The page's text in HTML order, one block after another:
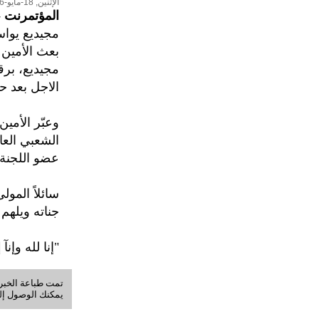
الإثنين, 18-مايو-2026
المؤتمرنت
مجيديع
بعث
مجيديع،
الاجل بعد
وعبّر
الشعبي
عضو
سائلاً
جناته
"إنا لله
تمت طباعة الخبر في: الجمعة,
يمكنك الوصول